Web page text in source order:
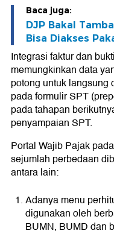
Baca juga:
DJP Bakal
Bisa Diakses
Integrasi faktur dan
memungkinkan data
potong untuk langsung
pada formulir SPT
pada tahapan
penyampaian SPT.
Portal Wajib Pajak
sejumlah perbedaan
antara lain:
Adanya menu
digunakan oleh
BUMN, BUMD dan